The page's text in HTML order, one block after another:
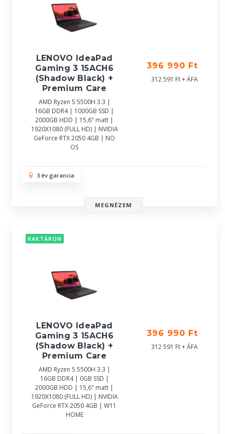
LENOVO IdeaPad
Gaming 3 15ACH6
(Shadow Black) +
Premium Care
AMD Ryzen 5 5500H 3.3 |
16GB DDR4 | 1000GB SSD |
2000GB HDD | 15,6" matt |
1920X1080 (FULL HD) | NVIDIA
GeForce RTX 2050 4GB | NO
OS
396 990 Ft
312 591 Ft + ÁFA
3 év garancia
MEGNÉZEM
RAKTÁRON
LENOVO IdeaPad
Gaming 3 15ACH6
(Shadow Black) +
Premium Care
AMD Ryzen 5 5500H 3.3 |
16GB DDR4 | 0GB SSD |
2000GB HDD | 15,6" matt |
1920X1080 (FULL HD) | NVIDIA
GeForce RTX 2050 4GB | W11
HOME
396 990 Ft
312 591 Ft + ÁFA